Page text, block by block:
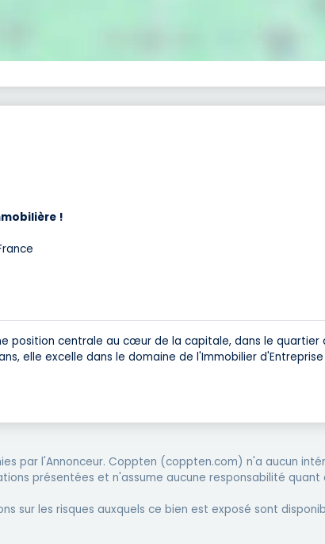
!
position centrale au cœur de la capitale, dans le quartier
elle excelle dans le domaine de l'Immobilier
par l'Annonceur. Coppten (coppten.com) n'a aucun
présentées et n'assume aucune responsabilité quant
sur les risques auxquels ce bien est exposé sont